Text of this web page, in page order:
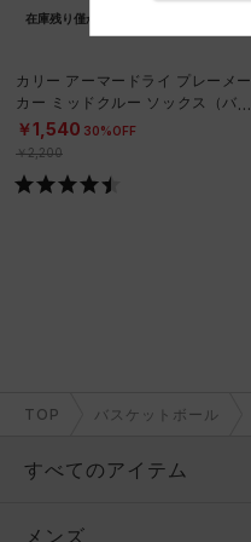
在庫残り僅か
カリー アーマードライ プレーメー
カー ミッドクルー ソックス（バス
ケットボール/UNISEX）
￥1,540 30%OFF
￥2,200
TOP バスケットボール
すべてのアイテム
メンズ
メンズ